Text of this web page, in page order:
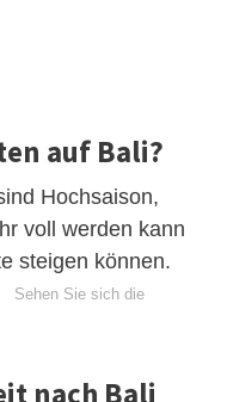
auf Bali?
Hochsaison,
voll werden kann
steigen können.
Sehen Sie sich die
nach Bali